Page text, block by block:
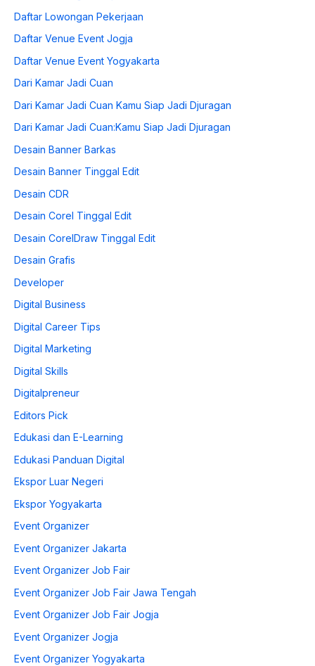
Daftar Lowongan Pekerjaan
Daftar Venue Event Jogja
Daftar Venue Event Yogyakarta
Dari Kamar Jadi Cuan
Dari Kamar Jadi Cuan Kamu Siap Jadi Djuragan
Dari Kamar Jadi Cuan:Kamu Siap Jadi Djuragan
Desain Banner Barkas
Desain Banner Tinggal Edit
Desain CDR
Desain Corel Tinggal Edit
Desain CorelDraw Tinggal Edit
Desain Grafis
Developer
Digital Business
Digital Career Tips
Digital Marketing
Digital Skills
Digitalpreneur
Editors Pick
Edukasi dan E-Learning
Edukasi Panduan Digital
Ekspor Luar Negeri
Ekspor Yogyakarta
Event Organizer
Event Organizer Jakarta
Event Organizer Job Fair
Event Organizer Job Fair Jawa Tengah
Event Organizer Job Fair Jogja
Event Organizer Jogja
Event Organizer Yogyakarta